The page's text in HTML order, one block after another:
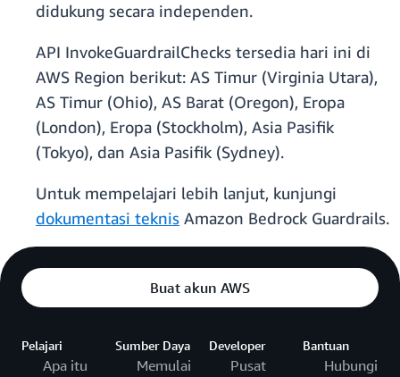
didukung secara independen.
API InvokeGuardrailChecks tersedia hari ini di
AWS Region berikut: AS Timur (Virginia Utara),
AS Timur (Ohio), AS Barat (Oregon), Eropa
(London), Eropa (Stockholm), Asia Pasifik
(Tokyo), dan Asia Pasifik (Sydney).
Untuk mempelajari lebih lanjut, kunjungi
dokumentasi teknis Amazon Bedrock Guardrails.
Buat akun AWS
Pelajari
Apa itu
Sumber Daya
Memulai
Developer
Pusat
Bantuan
Hubungi